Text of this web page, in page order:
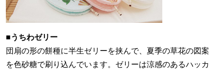
■うちわゼリー
団扇の形の餅種に半生ゼリーを挟んで、夏季の草花の図案
を色砂糖で刷り込んでいます。ゼリーは涼感のあるハッカ